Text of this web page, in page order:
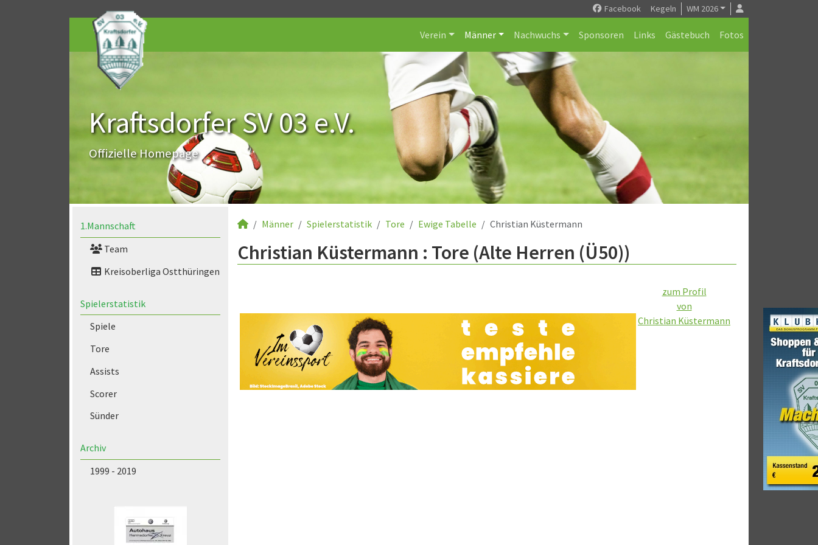
Facebook Kegeln WM 2026
Verein Männer Nachwuchs Sponsoren Links Gästebuch Fotos
Kraftsdorfer SV 03 e.V.
Offizielle Homepage
1.Mannschaft
Team
Kreisoberliga Ostthüringen
Spielerstatistik
Spiele
Tore
Assists
Scorer
Sünder
Archiv
1999 - 2019
Männer Spielerstatistik Tore Ewige Tabelle Christian Küstermann
Christian Küstermann : Tore (Alte Herren (Ü50))
zum Profil
von
Christian Küstermann